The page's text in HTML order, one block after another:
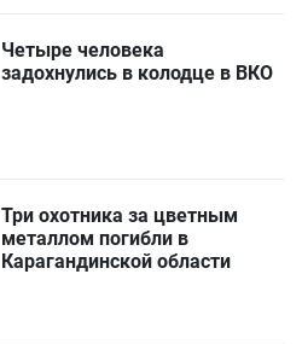
Четыре человека
задохнулись в колодце в ВКО
Три охотника за цветным
металлом погибли в
Карагандинской области